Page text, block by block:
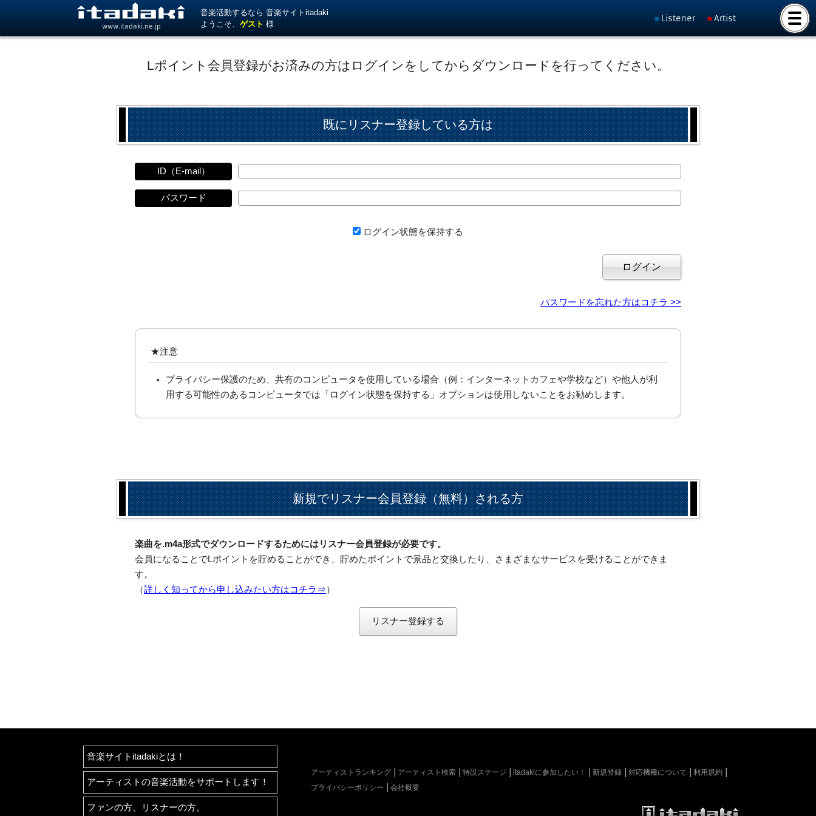
www.itadaki.ne.jp
音楽活動するなら 音楽サイトitadaki
ようこそ、ゲスト 様
Listener Artist
Lポイント会員登録がお済みの方はログインをしてからダウンロードを行ってください。
既にリスナー登録している方は
ID（E-mail）
パスワード
ログイン状態を保持する
パスワードを忘れた方はコチラ >>
★注意
プライバシー保護のため、共有のコンピュータを使用している場合（例：インターネットカフェや学校など）や他人が利
用する可能性のあるコンピュータでは「ログイン状態を保持する」オプションは使用しないことをお勧めします。
新規でリスナー会員登録（無料）される方
楽曲を.m4a形式でダウンロードするためにはリスナー会員登録が必要です。
会員になることでLポイントを貯めることができ、貯めたポイントで景品と交換したり、さまざまなサービスを受けることができま
す。
（詳しく知ってから申し込みたい方はコチラ⇒）
リスナー登録する
音楽サイトitadakiとは！
アーティストの音楽活動をサポートします！
ファンの方、リスナーの方。
アーティストランキング アーティスト検索 特設ステージ itadakiに参加したい！ 新規登録 対応機種について
利用規約
プライバシーポリシー
会社概要